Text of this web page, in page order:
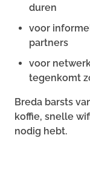
duren
voor
partners
voor
tegenkomt
Breda barsts
koffie, snelle
nodig hebt.